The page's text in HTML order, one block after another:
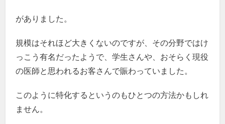
がありました。
規模はそれほど大きくないのですが、その分野ではけ
っこう有名だったようで、学生さんや、おそらく現役
の医師と思われるお客さんで賑わっていました。
このように特化するというのもひとつの方法かもしれ
ません。